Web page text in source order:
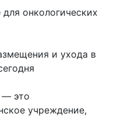
и ухода в
— это
учреждение,